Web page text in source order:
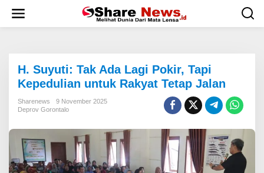
w
H. Suyuti: Tak Ada Lagi Pokir, Tapi
Kepedulian untuk Rakyat Tetap Jalan
Sharenews
9 November 2025
Deprov Gorontalo